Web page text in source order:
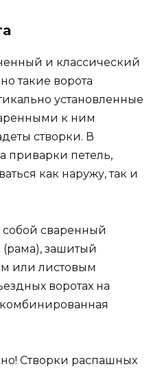
и классический
такие ворота
установленные
к ним
створки. В
приварки петель,
как наружу, так и
собой сваренный
(рама), зашитый
или листовым
воротах на
Створки распашных